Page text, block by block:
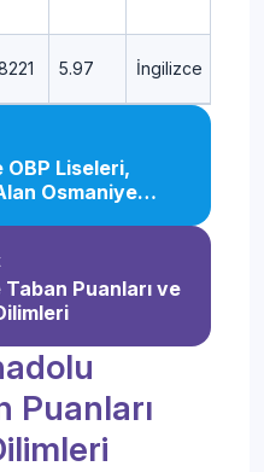
5.97 İngilizce
OBP Liseleri,
Osmaniye
Puanları ve
Puanları